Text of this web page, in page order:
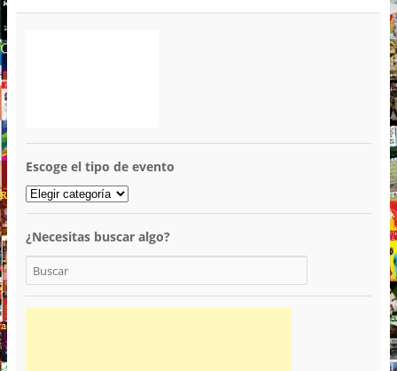
Escoge el tipo de evento
¿Necesitas buscar algo?